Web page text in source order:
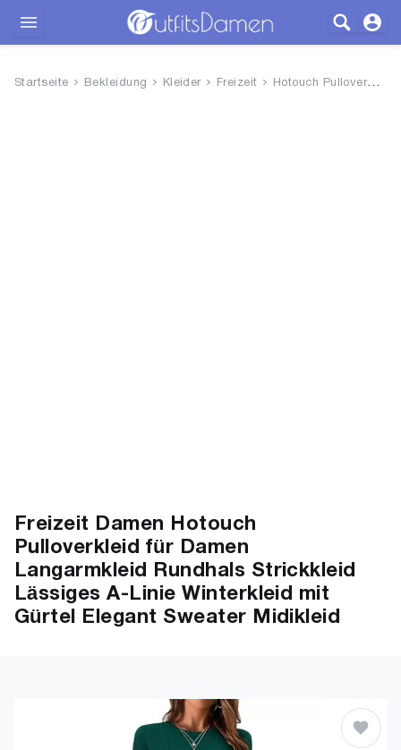
Startseite Bekleidung Kleider Freizeit Hotouch Pulloverkleid für Dam...
Freizeit Damen Hotouch
Pulloverkleid für Damen
Langarmkleid Rundhals Strickkleid
Lässiges A-Linie Winterkleid mit
Gürtel Elegant Sweater Midikleid